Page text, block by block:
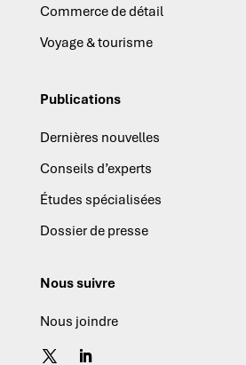
Commerce de détail
Voyage & tourisme
Publications
Dernières nouvelles
Conseils d’experts
Études spécialisées
Dossier de presse
Nous suivre
Nous joindre